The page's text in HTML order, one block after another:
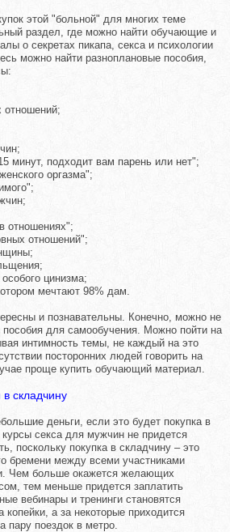
этой "больной" для многих теме
раздел, где можно найти обучающие и
о секретах пикапа, секса и психологии
можно найти разноплановые пособия,
отношений;
минут, подходит вам парень или нет";
оргазма";
отношениях";
отношений";
цинизма;
мечтают 98% дам.
и познавательны. Конечно, можно не
пособия для самообучения. Можно пойти на
интимность темы, не каждый на это
посторонних людей говорить на
проще купить обучающий материал.
складчину
деньги, если это будет покупка в
секса для мужчин не придется
поскольку покупка в складчину – это
бремени между всеми участниками
Чем больше окажется желающих
тем меньше придется заплатить
вебинары и тренинги становятся
копейки, а за некоторые приходится
пару поездок в метро.